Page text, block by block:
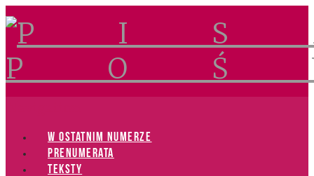
W OSTATNIM NUMERZE
PRENUMERATA
TEKSTY